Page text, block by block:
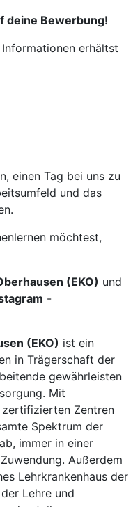
deine Bewerbung!
Informationen erhältst
einen Tag bei uns zu
und das
möchtest,
(EKO) und
-
(EKO) ist ein
in Trägerschaft der
gewährleisten
Mit
zertifizierten Zentren
Spektrum der
immer in einer
Außerdem
Lehrkrankenhaus der
Lehre und